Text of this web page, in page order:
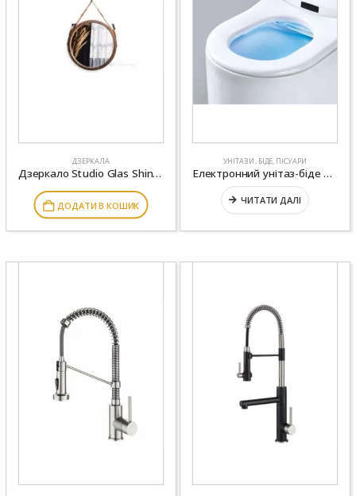
ДЗЕРКАЛА
Дзеркало Studio Glas Shiny Desert 700*700
ДОДАТИ В КОШИК
УНІТАЗИ, БІДЕ, ПІСУАРИ
Електронний унітаз-біде GROHE SENSIA ARENA 39354SH1
ЧИТАТИ ДАЛІ